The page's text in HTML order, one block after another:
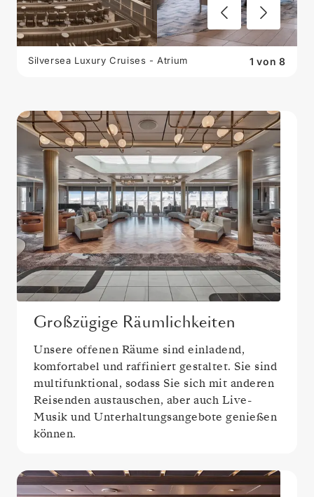
1 von 8
Silversea Luxury Cruises - Atrium
Großzügige Räumlichkeiten
Unsere offenen Räume sind einladend,
komfortabel und raffiniert gestaltet. Sie sind
multifunktional, sodass Sie sich mit anderen
Reisenden austauschen, aber auch Live-
Musik und Unterhaltungsangebote genießen